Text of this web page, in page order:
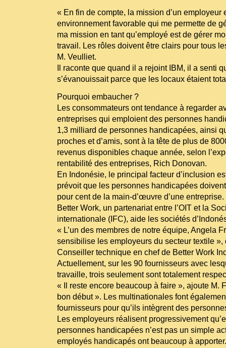
« En fin de compte, la mission d’un employeur
environnement favorable qui me permette de
ma mission en tant qu’employé est de gérer
travail. Les rôles doivent être clairs pour tous
M. Veulliet.
Il raconte que quand il a rejoint IBM, il a senti
s’évanouissait parce que les locaux étaient
Pourquoi embaucher ?
Les consommateurs ont tendance à regarder
entreprises qui emploient des personnes
1,3 milliard de personnes handicapées, ainsi
proches et d’amis, sont à la tête de plus de
revenus disponibles chaque année, selon
rentabilité des entreprises, Rich Donovan.
En Indonésie, le principal facteur d’inclusion
prévoit que les personnes handicapées
pour cent de la main-d’œuvre d’une entreprise.
Better Work, un partenariat entre l’OIT et la
internationale (IFC), aide les sociétés
« L’un des membres de notre équipe, Angela
sensibilise les employeurs du secteur textile
Conseiller technique en chef de Better Work
Actuellement, sur les 90 fournisseurs avec
travaille, trois seulement sont totalement
« Il reste encore beaucoup à faire », ajoute M.
bon début ». Les multinationales font
fournisseurs pour qu’ils intègrent des
Les employeurs réalisent progressivement
personnes handicapées n’est pas un simple
employés handicapés ont beaucoup à